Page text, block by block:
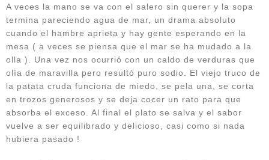
A veces la mano se va con el salero sin querer y la sopa
termina pareciendo agua de mar, un drama absoluto
cuando el hambre aprieta y hay gente esperando en la
mesa ( a veces se piensa que el mar se ha mudado a la
olla ). Una vez nos ocurrió con un caldo de verduras que
olía de maravilla pero resultó puro sodio. El viejo truco de
la patata cruda funciona de miedo, se pela una, se corta
en trozos generosos y se deja cocer un rato para que
absorba el exceso. Al final el plato se salva y el sabor
vuelve a ser equilibrado y delicioso, casi como si nada
hubiera pasado !